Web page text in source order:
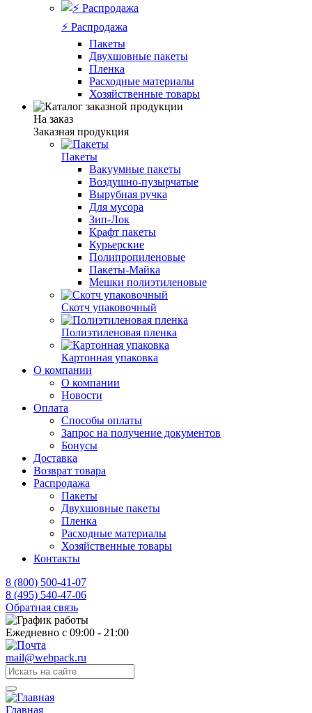
⚡️ Распродажа
Пакеты
Двухшовные пакеты
Пленка
Расходные материалы
Хозяйственные товары
На заказ
Заказная продукция
Пакеты
Вакуумные пакеты
Воздушно-пузырчатые
Вырубная ручка
Для мусора
Зип-Лок
Крафт пакеты
Курьерские
Полипропиленовые
Пакеты-Майка
Мешки полиэтиленовые
Скотч упаковочный
Полиэтиленовая пленка
Картонная упаковка
О компании
О компании
Новости
Оплата
Способы оплаты
Запрос на получение документов
Бонусы
Доставка
Возврат товара
Распродажа
Пакеты
Двухшовные пакеты
Пленка
Расходные материалы
Хозяйственные товары
Контакты
8 (800) 500-41-07
8 (495) 540-47-06
Обратная связь
Ежедневно с 09:00 - 21:00
mail@webpack.ru
Главная